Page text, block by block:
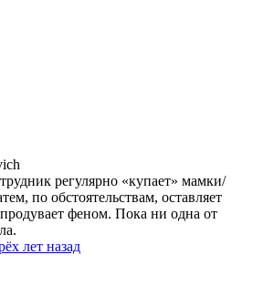
регулярно «купает» мамки/
по обстоятельствам, оставляет
феном. Пока ни одна от
лет назад